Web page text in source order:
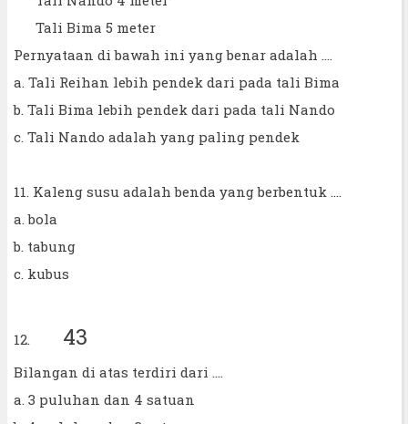
Tali Bima 5 meter
Pernyataan di bawah ini yang benar adalah ....
a. Tali Reihan lebih pendek dari pada tali Bima
b. Tali Bima lebih pendek dari pada tali Nando
c. Tali Nando adalah yang paling pendek
11. Kaleng susu adalah benda yang berbentuk ....
a. bola
b. tabung
c. kubus
12. 43
Bilangan di atas terdiri dari ....
a. 3 puluhan dan 4 satuan